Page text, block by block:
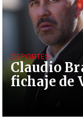
Claudio
fichaje de
DEPORTES